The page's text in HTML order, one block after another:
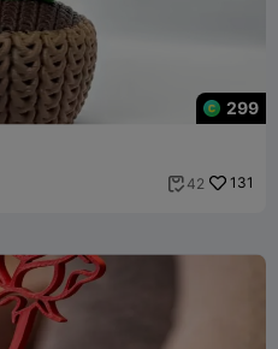
299
 42 131